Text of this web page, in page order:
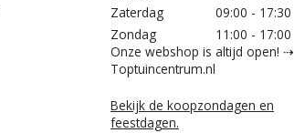
Zaterdag
09:00 - 17:30
Zondag
11:00 - 17:00
Onze webshop is altijd open! ⇢
Toptuincentrum.nl
Bekijk de koopzondagen en
feestdagen.